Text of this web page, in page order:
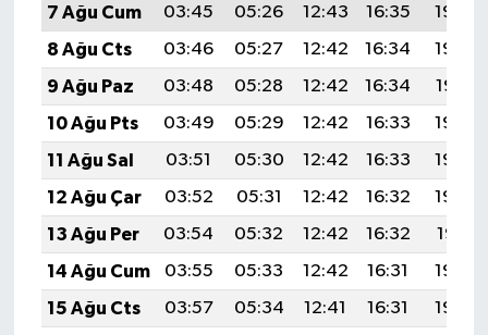
7 Ağu Cum
03:45 05:26 12:43 16:35
19:49
8 Ağu Cts
03:46 05:27 12:42 16:34
19:48
9 Ağu Paz
03:48 05:28 12:42 16:34
19:47
10 Ağu Pts
03:49 05:29 12:42 16:33
19:45
11 Ağu Sal
03:51 05:30 12:42 16:33
19:44
12 Ağu Çar
03:52 05:31 12:42 16:32
19:43
13 Ağu Per
03:54 05:32 12:42 16:32
19:41
14 Ağu Cum
03:55 05:33 12:42 16:31
19:40
15 Ağu Cts
03:57 05:34 12:41 16:31
19:39